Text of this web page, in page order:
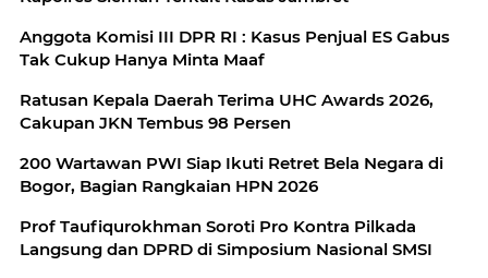
Anggota Komisi III DPR RI : Kasus Penjual ES Gabus
Tak Cukup Hanya Minta Maaf
Ratusan Kepala Daerah Terima UHC Awards 2026,
Cakupan JKN Tembus 98 Persen
200 Wartawan PWI Siap Ikuti Retret Bela Negara di
Bogor, Bagian Rangkaian HPN 2026
Prof Taufiqurokhman Soroti Pro Kontra Pilkada
Langsung dan DPRD di Simposium Nasional SMSI